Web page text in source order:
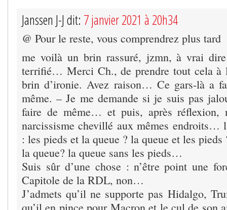
Janssen J-J dit: 7 janvier 2021 à 20h34
@ Pour le reste, vous comprendrez plus tard
me voilà un brin rassuré, jzmn, à vrai
terrifié… Merci Ch., de prendre tout cela à
brin d’ironie. Avez raison… Ce gars-là a
même. – Je me demande si je suis pas
faire de même… et puis, après réflexion,
narcissisme chevillé aux mêmes endroits…
: les pieds et la queue ? la queue et les
la queue? la queue sans les pieds…
Suis sûr d’une chose : n’être point une
Capitole de la RDL, non…
J’admets qu’il ne supporte pas Hidalgo,
qu’il en pince pour Macron et le cul de son